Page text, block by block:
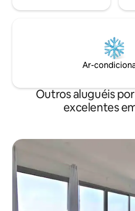
Ar-
Outros aluguéis
excelentes